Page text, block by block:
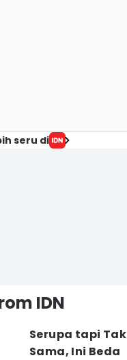
seru di
IDN
Serupa tapi Tak
Sama, Ini Beda